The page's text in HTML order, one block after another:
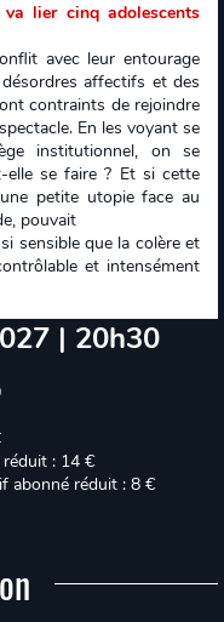
lier cinq adolescents
avec leur entourage
affectifs et des
contraints de rejoindre
En les voyant se
institutionnel, on se
elle se faire ? Et si cette
petite utopie face au
pouvait
sensible que la colère et
et intensément
| 20h30
: 14 €
abonné réduit : 8 €